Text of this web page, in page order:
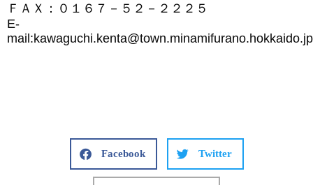
ＦＡＸ：０１６７－５２－２２２５
E-
mail:kawaguchi.kenta@town.minamifurano.hokkaido.jp
Facebook Twitter